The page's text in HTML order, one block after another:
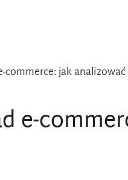
commerce: jak
e-